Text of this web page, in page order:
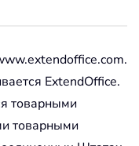
ExtendOffice.
товарными
товарными